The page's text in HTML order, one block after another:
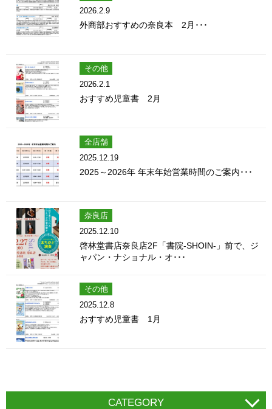
2026.2.9
外商部おすすめの奈良本 2月･･･
その他
2026.2.1
おすすめ児童書 2月
全店舗
2025.12.19
2025～2026年 年末年始営業時間のご案内･･･
奈良店
2025.12.10
啓林堂書店奈良店2F「書院-SHOIN-」前で、ジ
ャパン・ナショナル・オ･･･
その他
2025.12.8
おすすめ児童書 1月
CATEGORY